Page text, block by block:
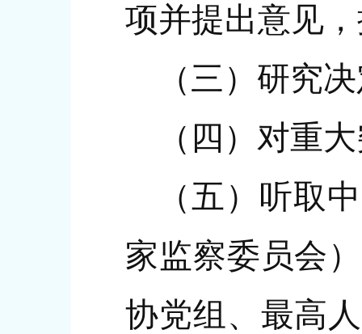
项并提出意见
（三）研究
（四）对重
（五）听取
家监察委员会
协党组、最高